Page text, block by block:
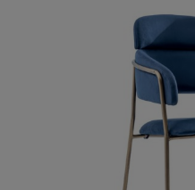
anregende Gespräche.
Bezügen und
optimal zu Ihrem